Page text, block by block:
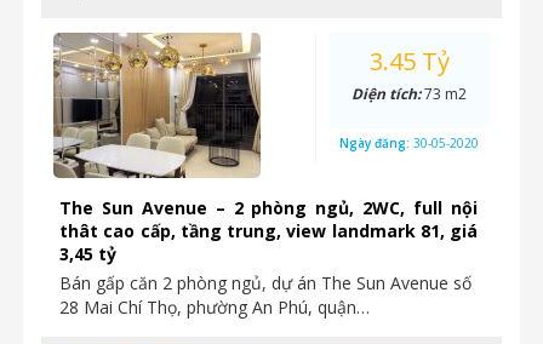
The Sun Avenue – 2 phòng ngủ, 2WC, full nội
thât cao cấp, tầng trung, view landmark 81, giá
3,45 tỷ
Bán gấp căn 2 phòng ngủ, dự án The Sun Avenue số
28 Mai Chí Thọ, phường An Phú, quận…
3.45 Tỷ
Diện tích:73 m2
Ngày đăng: 30-05-2020